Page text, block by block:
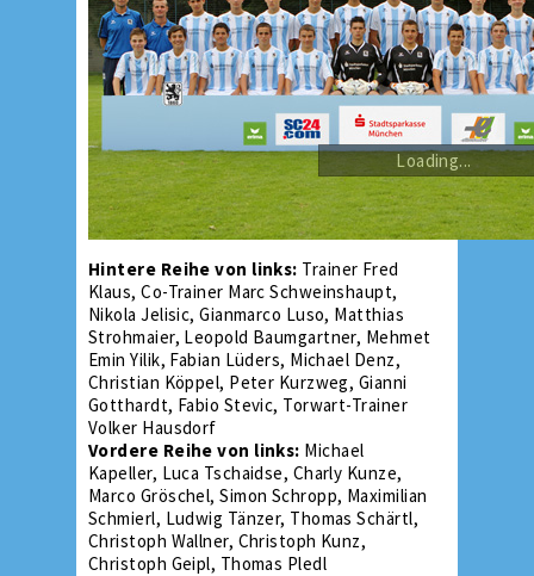
Loading...
Hintere Reihe von links: Trainer Fred
Klaus, Co-Trainer Marc Schweinshaupt,
Nikola Jelisic, Gianmarco Luso, Matthias
Strohmaier, Leopold Baumgartner, Mehmet
Emin Yilik, Fabian Lüders, Michael Denz,
Christian Köppel, Peter Kurzweg, Gianni
Gotthardt, Fabio Stevic, Torwart-Trainer
Volker Hausdorf
Vordere Reihe von links: Michael
Kapeller, Luca Tschaidse, Charly Kunze,
Marco Gröschel, Simon Schropp, Maximilian
Schmierl, Ludwig Tänzer, Thomas Schärtl,
Christoph Wallner, Christoph Kunz,
Christoph Geipl, Thomas Pledl